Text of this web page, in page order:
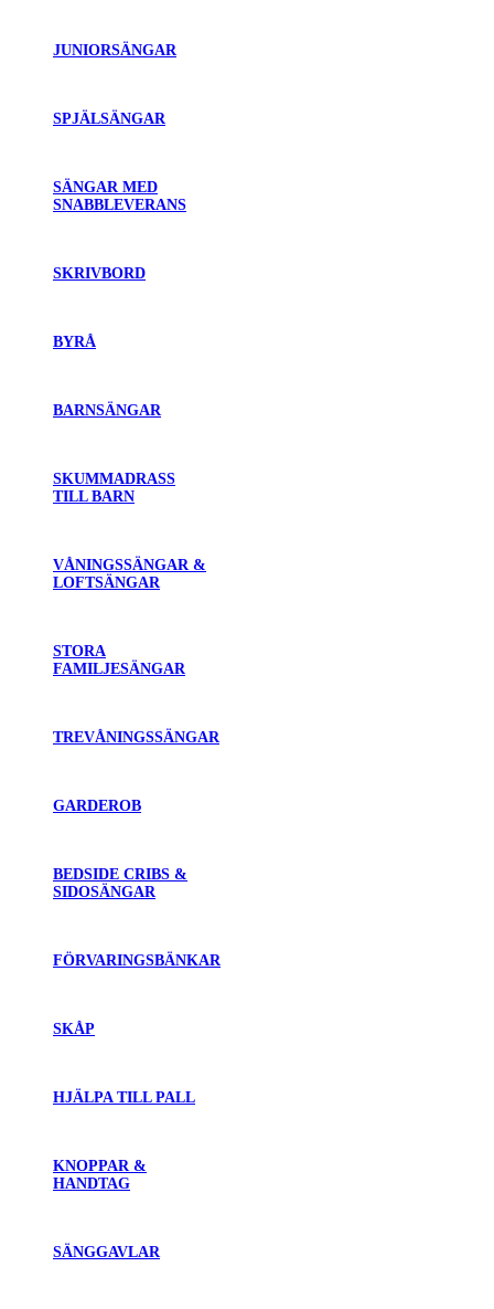
JUNIORSÄNGAR
SPJÄLSÄNGAR
SÄNGAR MED
SNABBLEVERANS
SKRIVBORD
BYRÅ
BARNSÄNGAR
SKUMMADRASS
TILL BARN
VÅNINGSSÄNGAR &
LOFTSÄNGAR
STORA
FAMILJESÄNGAR
TREVÅNINGSSÄNGAR
GARDEROB
BEDSIDE CRIBS &
SIDOSÄNGAR
FÖRVARINGSBÄNKAR
SKÅP
HJÄLPA TILL PALL
KNOPPAR &
HANDTAG
SÄNGGAVLAR